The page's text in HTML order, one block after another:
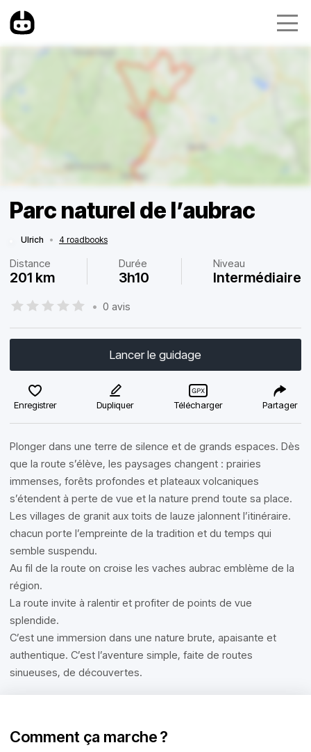
Parc naturel de l’aubrac
Ulrich • 4 roadbooks
Distance
201 km
Durée
3h10
Niveau
Intermédiaire
• 0 avis
Lancer le guidage
Enregistrer Dupliquer Télécharger Partager
Plonger dans une terre de silence et de grands espaces. Dès
que la route s’élève, les paysages changent : prairies
immenses, forêts profondes et plateaux volcaniques
s’étendent à perte de vue et la nature prend toute sa place.
Les villages de granit aux toits de lauze jalonnent l’itinéraire.
chacun porte l’empreinte de la tradition et du temps qui
semble suspendu.
Au fil de la route on croise les vaches aubrac emblème de la
région.
La route invite à ralentir et profiter de points de vue
splendide.
C’est une immersion dans une nature brute, apaisante et
authentique. C’est l’aventure simple, faite de routes
sinueuses, de découvertes.
Comment ça marche ?